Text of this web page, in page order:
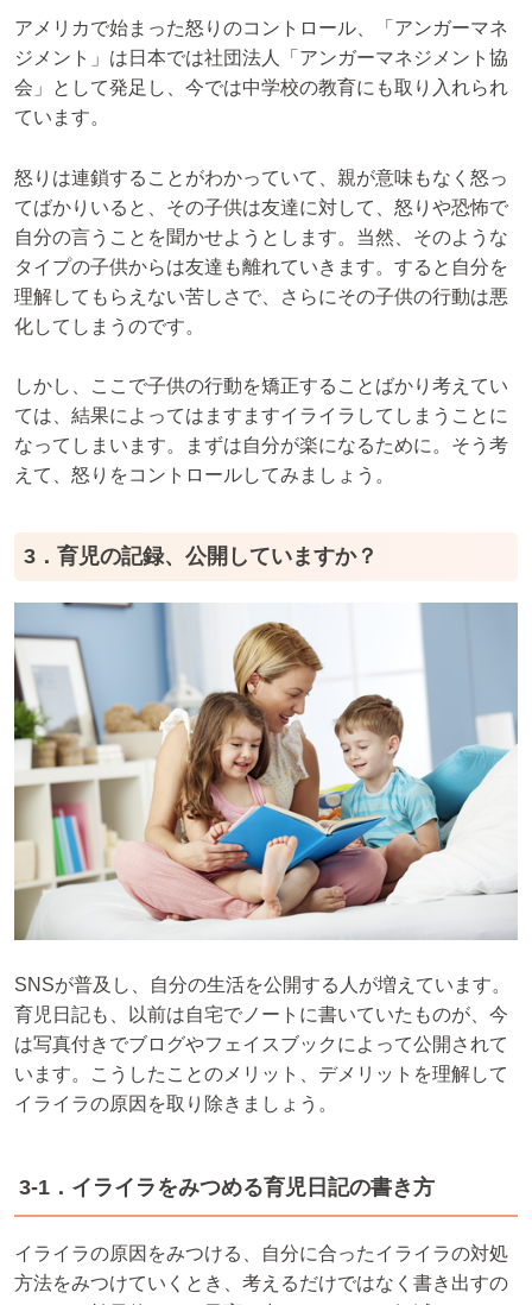
アメリカで始まった怒りのコントロール、「アンガーマネ
ジメント」は日本では社団法人「アンガーマネジメント協
会」として発足し、今では中学校の教育にも取り入れられ
ています。
怒りは連鎖することがわかっていて、親が意味もなく怒っ
てばかりいると、その子供は友達に対して、怒りや恐怖で
自分の言うことを聞かせようとします。当然、そのような
タイプの子供からは友達も離れていきます。すると自分を
理解してもらえない苦しさで、さらにその子供の行動は悪
化してしまうのです。
しかし、ここで子供の行動を矯正することばかり考えてい
ては、結果によってはますますイライラしてしまうことに
なってしまいます。まずは自分が楽になるために。そう考
えて、怒りをコントロールしてみましょう。
3．育児の記録、公開していますか？
SNSが普及し、自分の生活を公開する人が増えています。
育児日記も、以前は自宅でノートに書いていたものが、今
は写真付きでブログやフェイスブックによって公開されて
います。こうしたことのメリット、デメリットを理解して
イライラの原因を取り除きましょう。
3-1．イライラをみつめる育児日記の書き方
イライラの原因をみつける、自分に合ったイライラの対処
方法をみつけていくとき、考えるだけではなく書き出すの